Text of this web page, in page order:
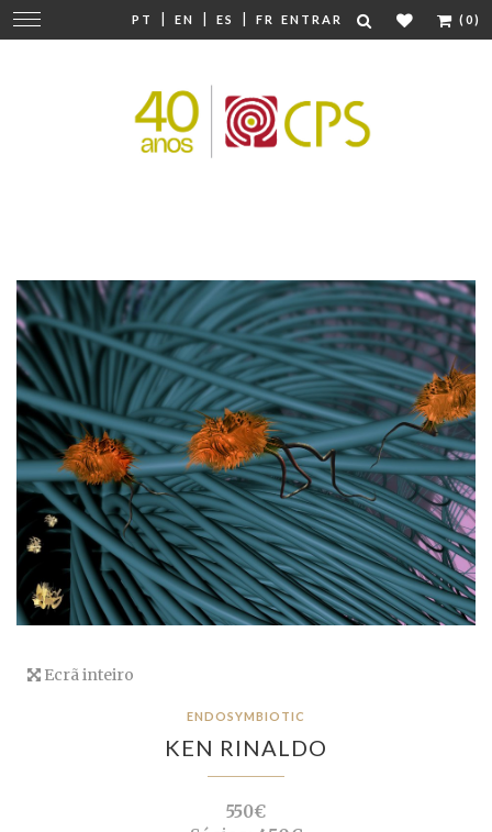
PT | EN | ES | FR ENTRAR (0)
Mudar
navegação
Ecrã inteiro
ENDOSYMBIOTIC
KEN RINALDO
550€